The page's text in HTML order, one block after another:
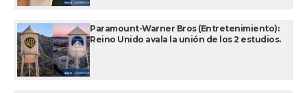
Paramount-Warner Bros (Entretenimiento):
Reino Unido avala la unión de los 2 estudios.